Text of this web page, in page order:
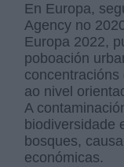
En Europa,
Agency no
Europa 2022,
poboación
ao nivel
A
biodiversidade
bosques,
económicas.